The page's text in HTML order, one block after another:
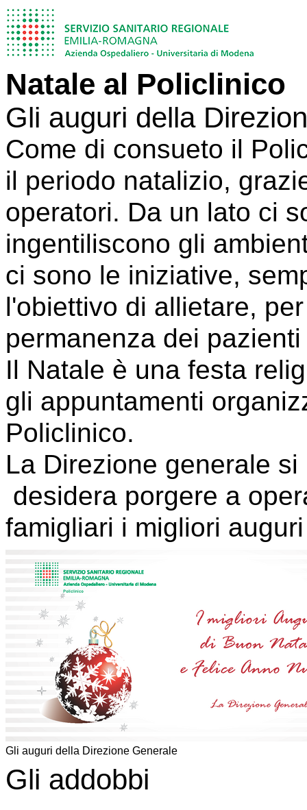
Natale al Policlinico
Gli auguri della
Come di consueto il
il periodo natalizio,
operatori. Da un lato ci
ingentiliscono gli
ci sono le iniziative,
l'obiettivo di allietare,
permanenza dei
Il Natale è una festa
gli appuntamenti
Policlinico.
La Direzione generale
desidera porgere a
famigliari i migliori
Gli auguri della Direzione Generale
Gli addobbi